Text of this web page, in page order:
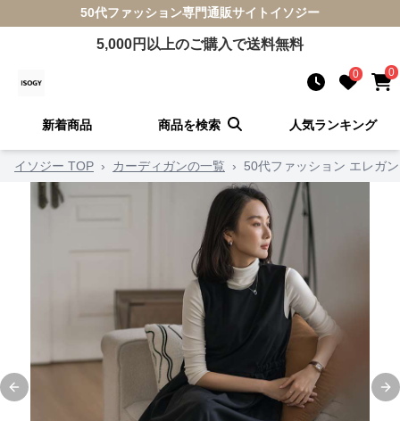
50代ファッション専門通販サイト イソジー
5,000円以上のご購入で送料無料
0 0
新着商品 商品を検索 人気ランキング
イソジー TOP › カーディガンの一覧 › 50代ファッション エレガ
Previous slide